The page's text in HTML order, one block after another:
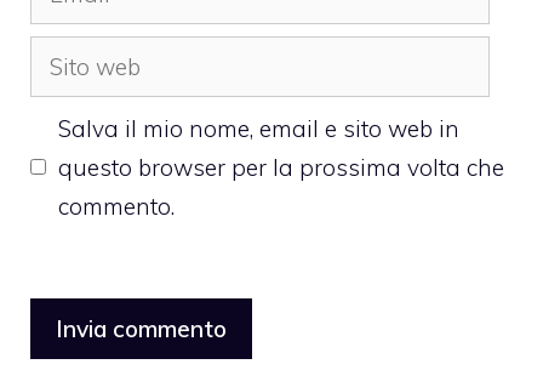
Sito
web
Salva il mio nome, email e sito web in
questo browser per la prossima volta che
commento.